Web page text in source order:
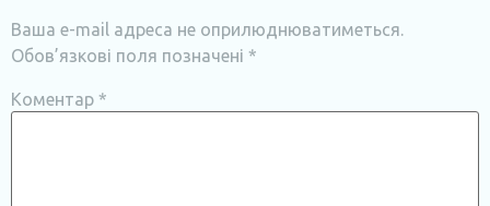
Ваша e-mail адреса не оприлюднюватиметься.
Обов’язкові поля позначені *
Коментар *